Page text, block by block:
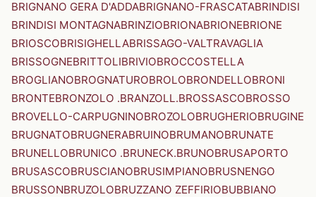
BRIGNANO GERA D'ADDABRIGNANO-FRASCATABRINDISI
BRINDISI MONTAGNABRINZIOBRIONABRIONEBRIONE
BRIOSCOBRISIGHELLABRISSAGO-VALTRAVAGLIA
BRISSOGNEBRITTOLIBRIVIOBROCCOSTELLA
BROGLIANOBROGNATUROBROLOBRONDELLOBRONI
BRONTEBRONZOLO .BRANZOLL.BROSSASCOBROSSO
BROVELLO-CARPUGNINOBROZOLOBRUGHERIOBRUGINE
BRUGNATOBRUGNERABRUINOBRUMANOBRUNATE
BRUNELLOBRUNICO .BRUNECK.BRUNOBRUSAPORTO
BRUSASCOBRUSCIANOBRUSIMPIANOBRUSNENGO
BRUSSONBRUZOLOBRUZZANO ZEFFIRIOBUBBIANO